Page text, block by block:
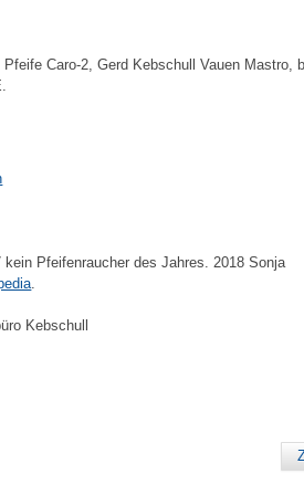
Caro-2, Gerd Kebschull Vauen Mastro,
kein Pfeifenraucher des Jahres. 2018 Sonja
.
Kebschull